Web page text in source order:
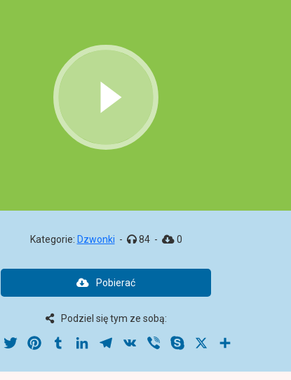
Kategorie: Dzwonki - 84 - 0
Pobierać
Podziel się tym ze sobą:
Facebook
Twitter PinterestTumblrLinkedInTelegram
VK Viber Skype